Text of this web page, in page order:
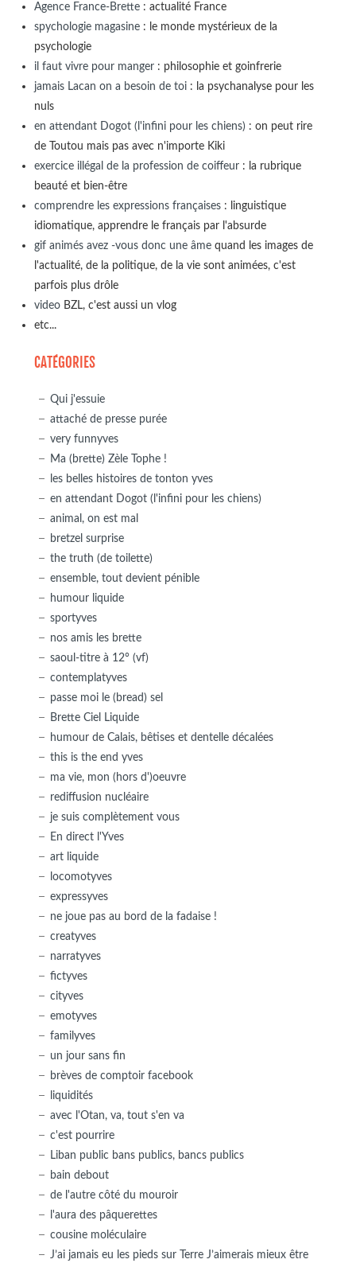
Agence France-Brette: actualité France
spychologie magasine: le monde mystérieux de la
psychologie
il faut vivre pour manger: philosophie et goinfrerie
jamais Lacan on a besoin de toi: la psychanalyse pour les
nuls
en attendant Dogot (l'infini pour les chiens): on peut rire
de Toutou mais pas avec n'importe Kiki
exercice illégal de la profession de coiffeur: la rubrique
beauté et bien-être
comprendre les expressions françaises: linguistique
idiomatique, apprendre le français par l'absurde
gif animés avez -vous donc une âmequand les images de
l'actualité, de la politique, de la vie sont animées, c'est
parfois plus drôle
videoBZL, c'est aussi un vlog
etc...
CATÉGORIES
Qui j'essuie
attaché de presse purée
very funnyves
Ma (brette) Zèle Tophe !
les belles histoires de tonton yves
en attendant Dogot (l'infini pour les chiens)
animal, on est mal
bretzel surprise
the truth (de toilette)
ensemble, tout devient pénible
humour liquide
sportyves
nos amis les brette
saoul-titre à 12° (vf)
contemplatyves
passe moi le (bread) sel
Brette Ciel Liquide
humour de Calais, bêtises et dentelle décalées
this is the end yves
ma vie, mon (hors d')oeuvre
rediffusion nucléaire
je suis complètement vous
En direct l'Yves
art liquide
locomotyves
expressyves
ne joue pas au bord de la fadaise !
creatyves
narratyves
fictyves
cityves
emotyves
familyves
un jour sans fin
brèves de comptoir facebook
liquidités
avec l'Otan, va, tout s'en va
c'est pourrire
Liban public bans publics, bancs publics
bain debout
de l'autre côté du mouroir
l'aura des pâquerettes
cousine moléculaire
J’ai jamais eu les pieds sur Terre J’aimerais mieux être